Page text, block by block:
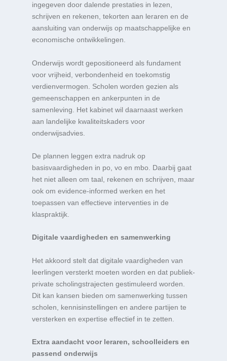
ingegeven door dalende prestaties in lezen,
schrijven en rekenen, tekorten aan leraren en de
aansluiting van onderwijs op maatschappelijke en
economische ontwikkelingen.
Onderwijs wordt gepositioneerd als fundament
voor vrijheid, verbondenheid en toekomstig
verdienvermogen. Scholen worden gezien als
gemeenschappen en ankerpunten in de
samenleving. Het kabinet wil daarnaast werken
aan landelijke kwaliteitskaders voor
onderwijsadvies.
De plannen leggen extra nadruk op
basisvaardigheden in po, vo en mbo. Daarbij gaat
het niet alleen om taal, rekenen en schrijven, maar
ook om evidence-informed werken en het
toepassen van effectieve interventies in de
klaspraktijk.
Digitale vaardigheden en samenwerking
Het akkoord stelt dat digitale vaardigheden van
leerlingen versterkt moeten worden en dat publiek-
private scholingstrajecten gestimuleerd worden.
Dit kan kansen bieden om samenwerking tussen
scholen, kennisinstellingen en andere partijen te
versterken en expertise effectief in te zetten.
Extra aandacht voor leraren, schoolleiders en
passend onderwijs